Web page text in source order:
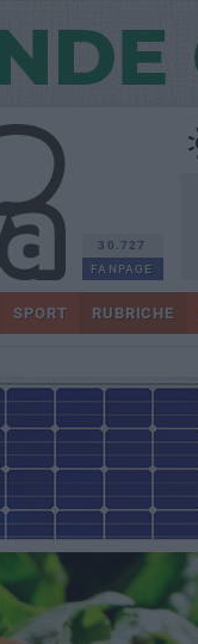
30.727
FANPAGE
SPORT RUBRICHE